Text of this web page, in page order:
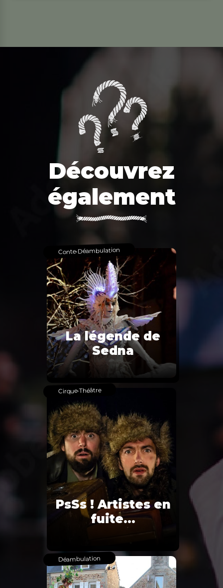
Découvrez
également
La légende de
Sedna
Conte•Déambulation
PsSs ! Artistes en
fuite…
Cirque•Théâtre
Déambulation